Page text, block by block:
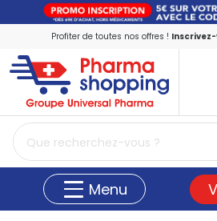
Profiter de toutes nos offres !
PharmaShopping
Menu